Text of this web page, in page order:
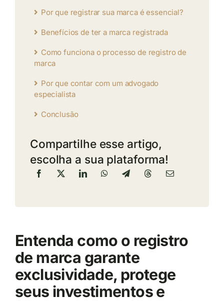
Por que registrar sua marca é essencial?
Benefícios de ter a marca registrada
Como funciona o processo de registro de
marca
Por que contar com um advogado
especialista
Conclusão
Compartilhe esse artigo,
escolha a sua plataforma!
Entenda como o registro
de marca garante
exclusividade, protege
seus investimentos e